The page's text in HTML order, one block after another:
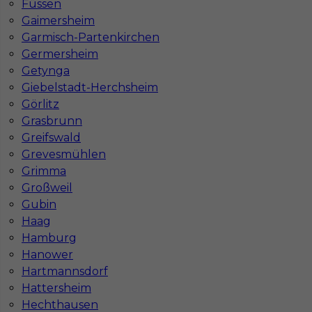
Füssen
Gaimersheim
Garmisch-Partenkirchen
Germersheim
Getynga
Giebelstadt-Herchsheim
Görlitz
Grasbrunn
Greifswald
Grevesmühlen
Grimma
Großweil
Gubin
Haag
Hamburg
Hanower
Hartmannsdorf
Hattersheim
Hechthausen
Mapa ofert pracy
Mapa kategorii
Informacje w sprawie pracy
Telefon:793-577-977
Dane firmy
In-Serv Team Sp. z o.o.